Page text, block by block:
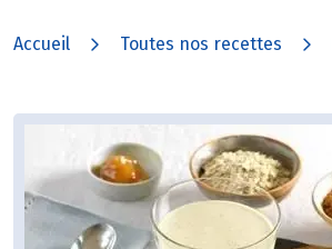
Accueil Toutes nos recettes